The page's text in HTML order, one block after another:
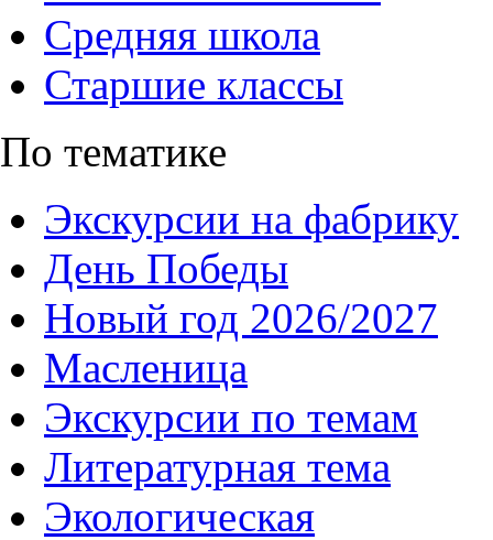
Средняя школа
Старшие классы
По тематике
Экскурсии на фабрику
День Победы
Новый год 2026/2027
Масленица
Экскурсии по темам
Литературная тема
Экологическая